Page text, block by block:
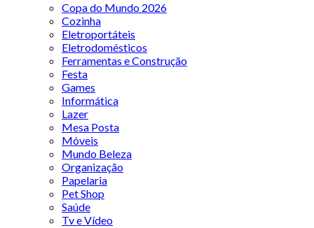
Copa do Mundo 2026
Cozinha
Eletroportáteis
Eletrodomésticos
Ferramentas e Construção
Festa
Games
Informática
Lazer
Mesa Posta
Móveis
Mundo Beleza
Organização
Papelaria
Pet Shop
Saúde
Tv e Vídeo